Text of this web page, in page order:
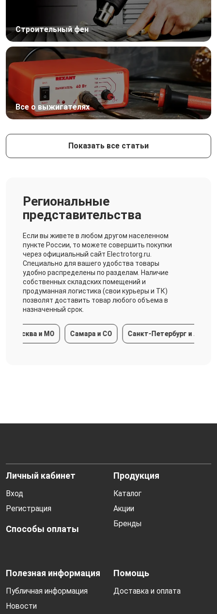
Строительный фен
Все о выжигателях
Показать все статьи
Региональные
представительства
Если вы живете в любом другом населенном
пункте России, то можете совершить покупки
через официальный сайт Electrotorg.ru.
Специально для вашего удобства товары
удобно распределены по разделам. Наличие
собственных складских помещений и
продуманная логистика (свои курьеры и ТК)
позволят доставить товар любого объема в
назначенный срок.
и МО Самара и СО Санкт-Петербург и ЛО
Личный кабинет
Вход
Регистрация
Способы оплаты
Продукция
Каталог
Акции
Бренды
Полезная информация
Публичная информация
Новости
Помощь
Доставка и оплата